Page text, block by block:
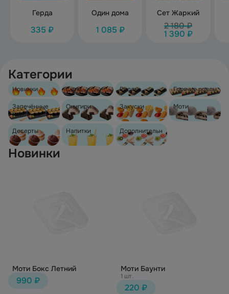
Герда
335 ₽
Один дома
1 085 ₽
Сет Жаркий
2 180 ₽
1 390 ₽
Категории
Новинки Сеты Роллы Горячие роллы
Запечённые
роллы
Онигири Закуски Моти
Десерты Напитки
Дополнительн
о
Новинки
Моти Бокс Летний
990 ₽
Моти Баунти
1 шт.
220 ₽